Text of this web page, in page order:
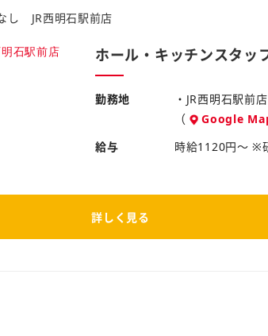
し JR西明石駅前店
ホール・キッチンスタッ
勤務地
・JR西明石駅前
（
Google
給与
時給1120円～ ※
詳しく見る